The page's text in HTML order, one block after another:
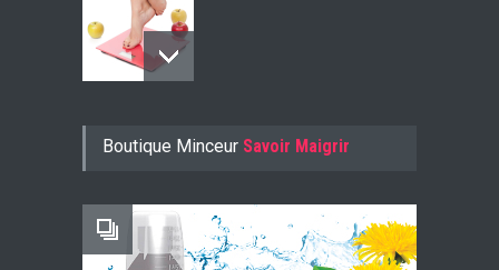
-10% AVEC LE CODE KONJ10
Boutique Minceur Savoir Maigrir